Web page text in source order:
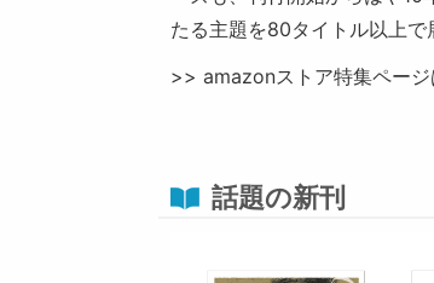
たる主題を80タイトル以上で
>> amazonストア特集ページ
話題の新刊